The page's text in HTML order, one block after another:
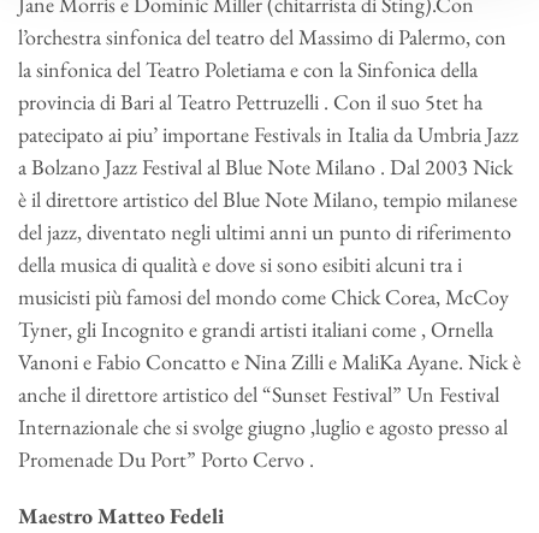
l’orchestra sinfonica del teatro del Massimo di Palermo, con
la sinfonica del Teatro Poletiama e con la Sinfonica della
provincia di Bari al Teatro Pettruzelli . Con il suo 5tet ha
patecipato ai piu’ importane Festivals in Italia da Umbria Jazz
a Bolzano Jazz Festival al Blue Note Milano . Dal 2003 Nick
è il direttore artistico del Blue Note Milano, tempio milanese
del jazz, diventato negli ultimi anni un punto di riferimento
della musica di qualità e dove si sono esibiti alcuni tra i
musicisti più famosi del mondo come Chick Corea, McCoy
Tyner, gli Incognito e grandi artisti italiani come , Ornella
Vanoni e Fabio Concatto e Nina Zilli e MaliKa Ayane. Nick è
anche il direttore artistico del “Sunset Festival” Un Festival
Internazionale che si svolge giugno ,luglio e agosto presso al
Promenade Du Port” Porto Cervo .
Maestro Matteo Fedeli